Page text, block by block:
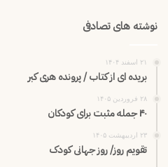
نوشته های تصادفی
۲۱ اسفند ۱۴۰۴
بریده ای از کتاب / پرونده هری کبر
۲۸ فروردین ۱۴۰۵
۴۰ جمله مثبت برای کودکان
۲۳ اردیبهشت ۱۴۰۵
تقویم روز/ روز جهانی کودک